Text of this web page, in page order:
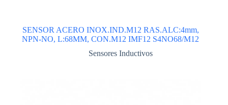
SENSOR ACERO INOX.IND.M12 RAS.ALC:4mm,
NPN-NO, L:68MM, CON.M12 IMF12 S4NO68/M12
Sensores Inductivos